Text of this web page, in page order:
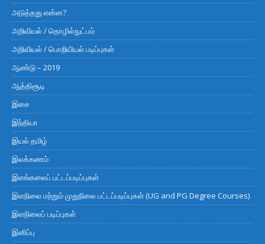
அடுத்தது என்ன?
அறிவியல் / தொழில்நுட்பம்
அறிவியல் / பொறியியல் படிப்புகள்
ஆண்டு – 2019
ஆத்திசூடி
இசை
இந்தியா
இயல் தமிழ்
இலக்கணம்
இளங்கலைப் பட்டப்படிப்புகள்
இளநிலை மற்றும் முதுநிலை பட்டப்படிப்புகள் (UG and PG Degree Courses)
இளநிலைப் படிப்புகள்
இனிப்பு